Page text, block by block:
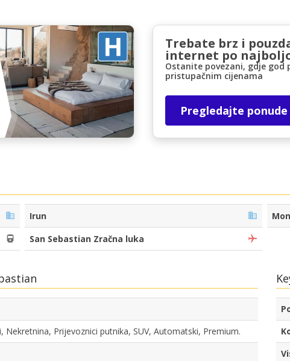
Posebni popusti
Pristupite ekskluzivnim ponudama naših
dobavljača
Trebate brz i
internet po
Ostanite povezani, gdje god
pristupačnim cijenama
Pregledajte ponude
Irun
San Sebastian Zračna luka
Nekretnina, Prijevoznici putnika, SUV, Automatski, Premium.